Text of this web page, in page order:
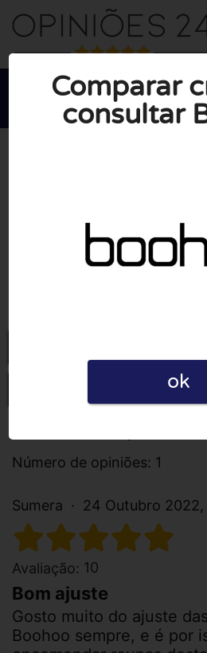

Escrever uma
Número de opiniões: 1
Sumera 24 Outubro 2022,
Avaliação: 10
Bom ajuste
Gosto muito do ajuste
Boohoo sempre, e é por
Comparar
consultar
ok